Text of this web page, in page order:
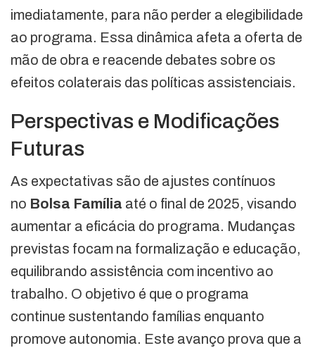
imediatamente, para não perder a elegibilidade
ao programa. Essa dinâmica afeta a oferta de
mão de obra e reacende debates sobre os
efeitos colaterais das políticas assistenciais.
Perspectivas e Modificações
Futuras
As expectativas são de ajustes contínuos
no Bolsa Família até o final de 2025, visando
aumentar a eficácia do programa. Mudanças
previstas focam na formalização e educação,
equilibrando assistência com incentivo ao
trabalho. O objetivo é que o programa
continue sustentando famílias enquanto
promove autonomia. Este avanço prova que a